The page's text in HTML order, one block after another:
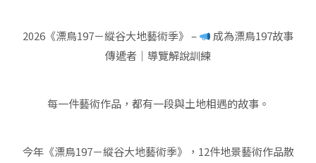
2026《漂鳥197－縱谷大地藝術季》 –
成為漂鳥197故事
傳遞者｜導覽解說訓練
每一件藝術作品，都有一段與土地相遇的故事。
今年《漂鳥197－縱谷大地藝術季》，12件地景藝術作品散